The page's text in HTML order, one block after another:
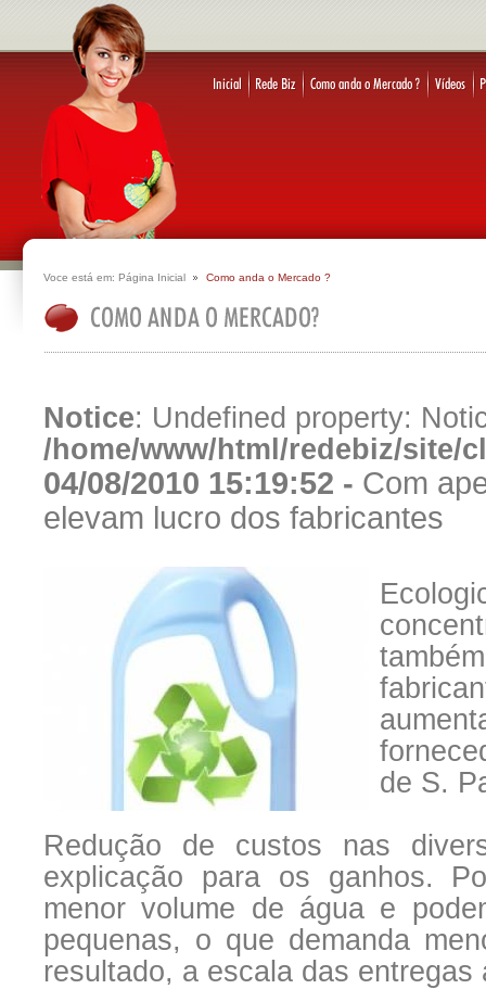
Voce está em: Página Inicial Como anda o Mercado ?
Notice: Undefined property:
/home/www/html/redebiz/site/
04/08/2010 15:19:52 - Com
elevam lucro dos fabricantes
de S.
Redução de custos nas
explicação para os ganhos.
menor volume de água e
pequenas, o que demanda
resultado, a escala das